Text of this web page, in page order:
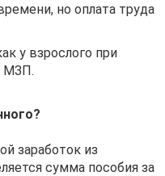
но оплата труда
у взрослого при
МЗП.
заработок из
сумма пособия за